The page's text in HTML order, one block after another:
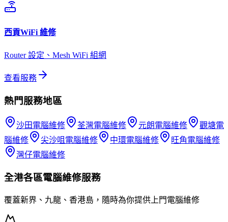
西貢WiFi 維修
Router 設定、Mesh WiFi 組網
查看服務
熱門服務地區
沙田電腦維修 荃灣電腦維修 元朗電腦維修 觀塘電
腦維修
尖沙咀 電腦維修 中環電腦維修 旺角電腦維修
灣仔電腦維修
全港各區電腦維修服務
覆蓋新界、九龍、香港島，隨時為你提供上門電腦維修